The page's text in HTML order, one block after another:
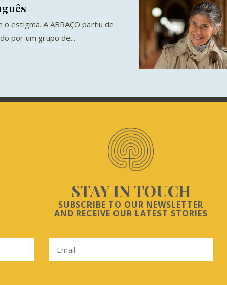
o estigma. A ABRAÇO partiu de
por um grupo de...
STAY IN TOUCH
SUBSCRIBE TO OUR NEWSLETTER
AND RECEIVE OUR LATEST STORIES